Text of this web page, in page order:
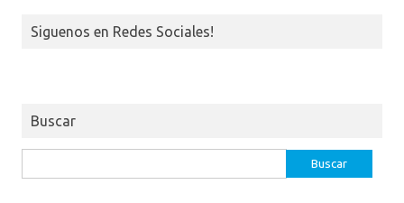
Siguenos en Redes Sociales!
Buscar